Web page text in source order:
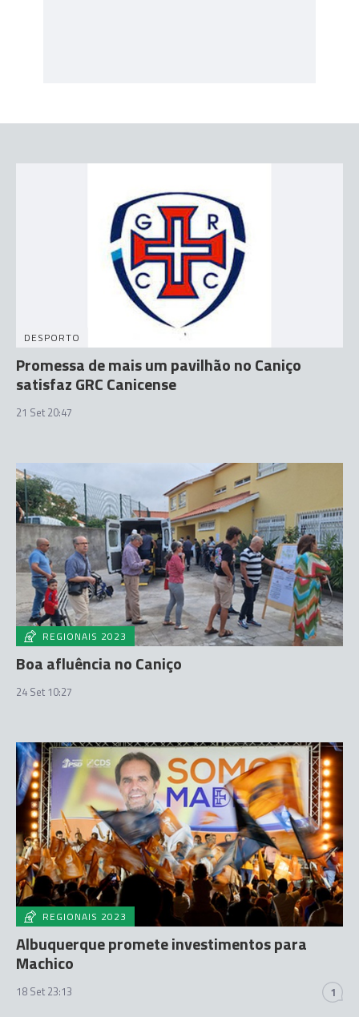
DESPORTO
Promessa de mais um pavilhão no Caniço
satisfaz GRC Canicense
21 Set 20:47
REGIONAIS 2023
Boa afluência no Caniço
24 Set 10:27
REGIONAIS 2023
Albuquerque promete investimentos para
Machico
18 Set 23:13 1